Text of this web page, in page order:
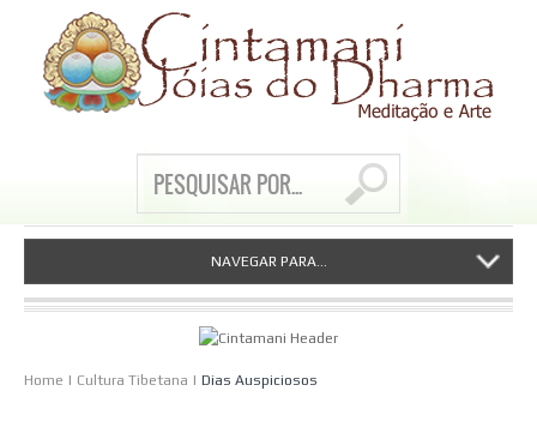
NAVEGAR PARA...
Home | Cultura Tibetana | Dias Auspiciosos